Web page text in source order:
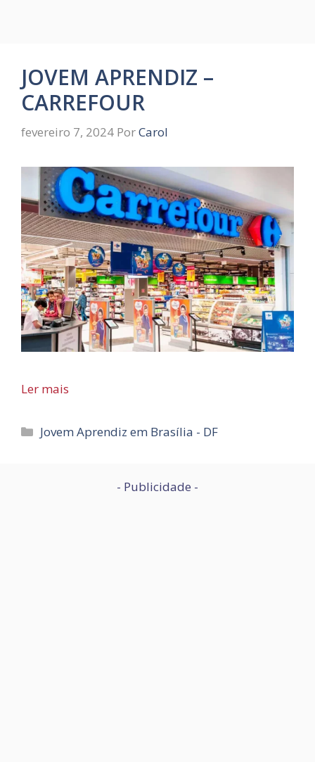
JOVEM APRENDIZ –
CARREFOUR
fevereiro 7, 2024 PorCarol
Ler mais
Categorias
Jovem Aprendiz em Brasília - DF
- Publicidade -